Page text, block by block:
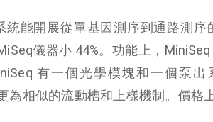
能開展從單基因測序到通路測序
儀器小 44%。功能上，
有一個光學模塊和一個泵出
為相似的流動槽和上樣機制。價格